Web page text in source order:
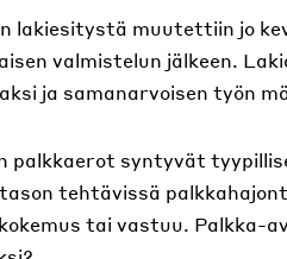
lakiesitystä muutettiin jo
valmistelun jälkeen.
ja samanarvoisen työn
palkkaerot syntyvät
tehtävissä
tai vastuu. Palkka-